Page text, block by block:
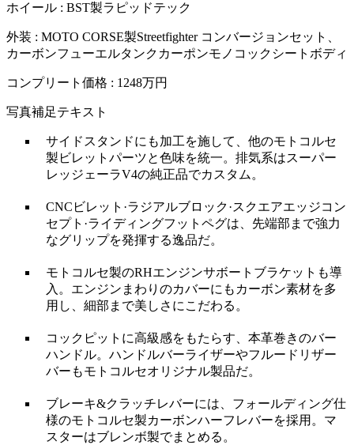
ホイール : BST製ラピッドテック
外装 : MOTO CORSE製Streetfighter コンバージョンセット、
カーボンフューエルタンクカーポンモノコックシートボディ
コンプリート価格 : 1248万円
写真補足テキスト
サイドスタンドにも加工を施して、他のモトコルセ
製ビレットパーツと色味を統一。排気系はスーパー
レッジェーラV4の純正品でカスタム。
CNCビレット·ラジアルブロック·スクエアエッジコン
セプト·ライディングフットペグは、先端部まで強力
なグリップを発揮する逸品だ。
モトコルセ製のRHエンジンサボートブラケットも導
入。エンジンまわりのカバーにもカーボン素材を多
用し、細部まで美しさにこだわる。
コックピットに高級感をもたらす、本革巻きのバー
ハンドル。ハンドルバーライザーやフルードリザー
バーもモトコルセオリジナル製品だ。
ブレーキ&クラッチレバーには、フォールディング仕
様のモトコルセ製カーボンハーフレバーを採用。マ
スターはブレンボ製でまとめる。